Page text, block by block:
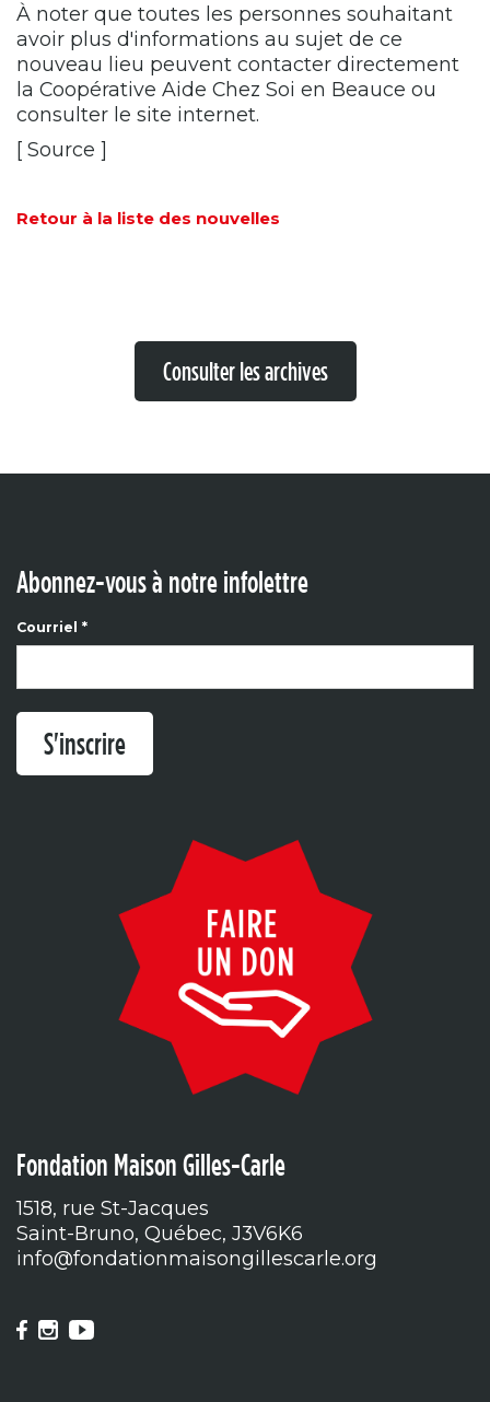
À noter que toutes les personnes souhaitant
avoir plus d'informations au sujet de ce
nouveau lieu peuvent contacter directement
la Coopérative Aide Chez Soi en Beauce ou
consulter le site internet.
[ Source ]
Retour à la liste des nouvelles
Consulter les archives
Abonnez-vous à notre infolettre
Courriel *
S'inscrire
Fondation Maison Gilles-Carle
1518, rue St-Jacques
Saint-Bruno, Québec, J3V6K6
info@fondationmaisongillescarle.org